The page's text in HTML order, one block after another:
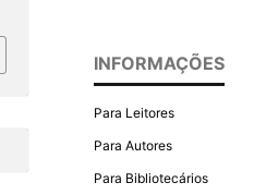
INFORMAÇÕES
Para Leitores
Para Autores
Para Bibliotecários